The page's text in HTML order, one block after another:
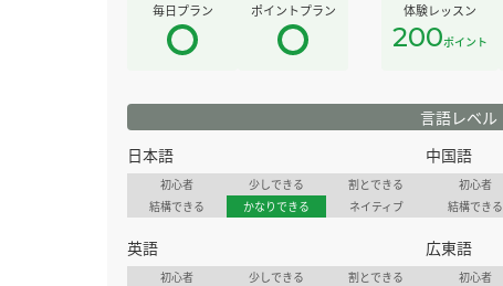
毎日プラン ポイントプラン 体験レッスン
200ポイント
言語レベル
日本語
初心者 少しできる
割とできる
結構できる
かなりできる ネイティブ
中国語
初心者
結構できる
英語
初心者 少しできる
割とできる
広東語
初心者